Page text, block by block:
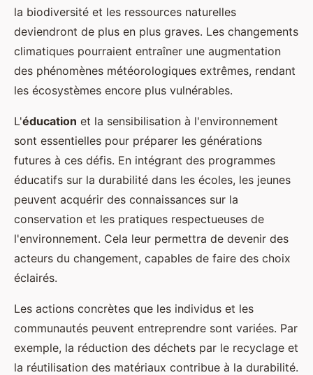
la biodiversité et les ressources naturelles
deviendront de plus en plus graves. Les changements
climatiques pourraient entraîner une augmentation
des phénomènes météorologiques extrêmes, rendant
les écosystèmes encore plus vulnérables.
L'éducation et la sensibilisation à l'environnement
sont essentielles pour préparer les générations
futures à ces défis. En intégrant des programmes
éducatifs sur la durabilité dans les écoles, les jeunes
peuvent acquérir des connaissances sur la
conservation et les pratiques respectueuses de
l'environnement. Cela leur permettra de devenir des
acteurs du changement, capables de faire des choix
éclairés.
Les actions concrètes que les individus et les
communautés peuvent entreprendre sont variées. Par
exemple, la réduction des déchets par le recyclage et
la réutilisation des matériaux contribue à la durabilité.